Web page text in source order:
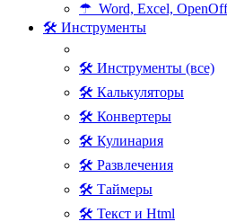
☂ Word, Excel,
🛠 Инструменты
🛠 Инструменты (все)
🛠 Калькуляторы
🛠 Конвертеры
🛠 Кулинария
🛠 Развлечения
🛠 Таймеры
🛠 Текст и Html